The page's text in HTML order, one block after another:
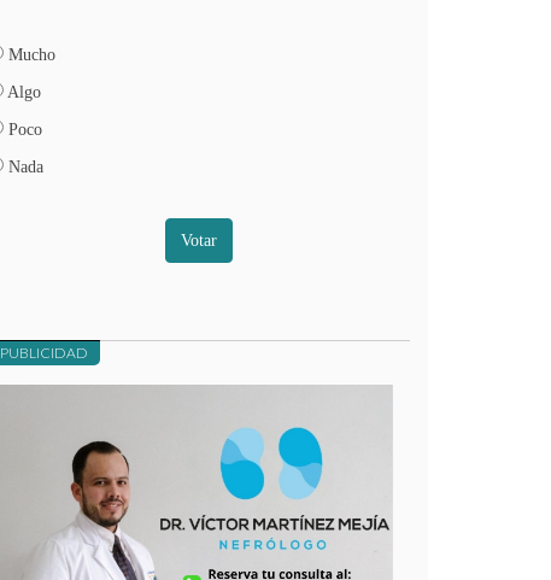
Mucho
Algo
Poco
Nada
Votar
PUBLICIDAD